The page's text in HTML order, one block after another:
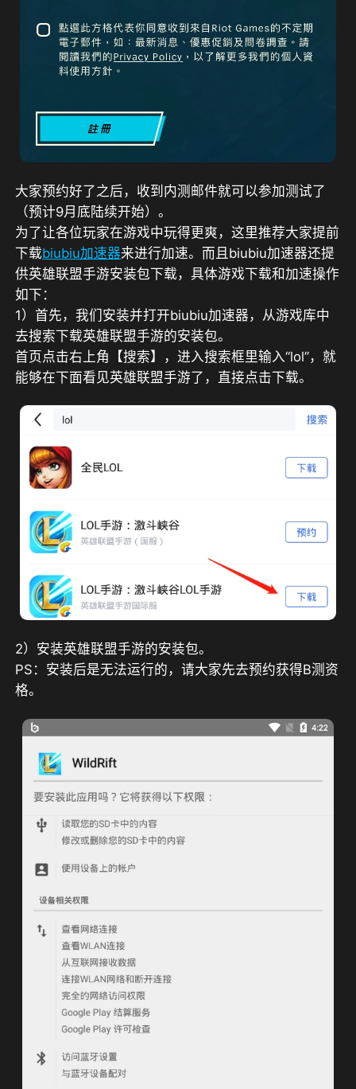
大家预约好了之后，收到内测邮件就可以参加测试了
（预计9月底陆续开始）。
为了让各位玩家在游戏中玩得更爽，这里推荐大家提前
下载biubiu加速器来进行加速。而且biubiu加速器还提
供英雄联盟手游安装包下载，具体游戏下载和加速操作
如下：
1）首先，我们安装并打开biubiu加速器，从游戏库中
去搜索下载英雄联盟手游的安装包。
首页点击右上角【搜索】，进入搜索框里输入“lol”，就
能够在下面看见英雄联盟手游了，直接点击下载。
2）安装英雄联盟手游的安装包。
PS：安装后是无法运行的，请大家先去预约获得B测资
格。